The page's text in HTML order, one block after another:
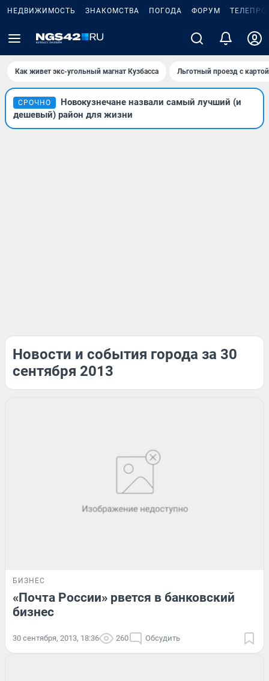
НЕДВИЖИМОСТЬ ЗНАКОМСТВА ПОГОДА ФОРУМ
Как живет экс-угольный магнат Кузбасса Льготный проезд с
СРОЧНО
Новокузнечане назвали самый лучший (и
дешевый) район для жизни
Новости и события города за 30
сентября 2013
БИЗНЕС
«Почта России» рвется в банковский
бизнес
30 сентября, 2013, 18:36 260 Обсудить